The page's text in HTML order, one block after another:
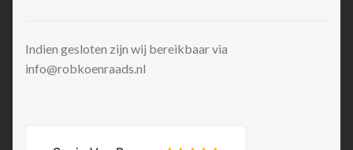
Indien gesloten zijn wij bereikbaar via
info@robkoenraads.nl